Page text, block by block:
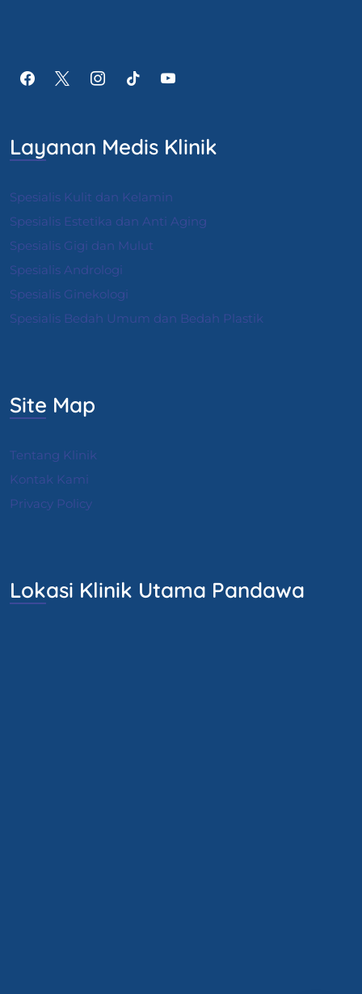
Layanan Medis Klinik
Spesialis Kulit dan Kelamin
Spesialis Estetika dan Anti Aging
Spesialis Gigi dan Mulut
Spesialis Andrologi
Spesialis Ginekologi
Spesialis Bedah Umum dan Bedah Plastik
Site Map
Tentang Klinik
Kontak Kami
Privacy Policy
Lokasi Klinik Utama Pandawa